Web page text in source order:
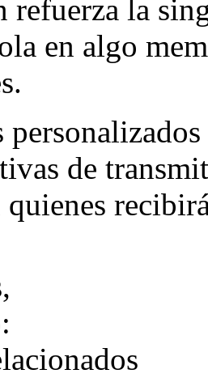
refuerza la
en algo
de
quienes
,